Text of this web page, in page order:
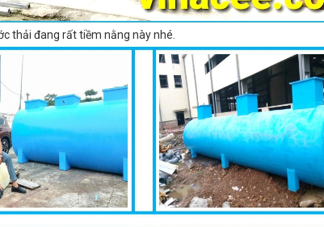
thải đang rất tiềm nằng này nhé.